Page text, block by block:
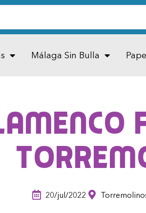
Málaga Sin Bulla
20/jul/2022